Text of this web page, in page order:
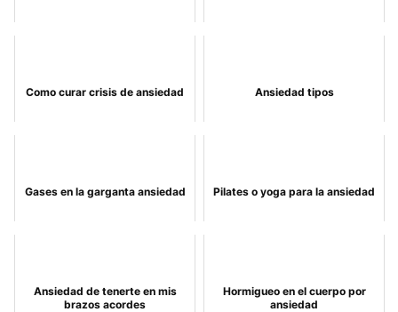
Como curar crisis de ansiedad Ansiedad tipos
Gases en la garganta ansiedad Pilates o yoga para la ansiedad
Ansiedad de tenerte en mis
brazos acordes
Hormigueo en el cuerpo por
ansiedad